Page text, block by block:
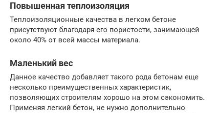
Повышенная теплоизоляция
Теплоизоляционные качества в легком бетоне
присутствуют благодаря его пористости, занимающей
около 40% от всей массы материала.
Маленький вес
Данное качество добавляет такого рода бетонам еще
несколько преимущественных характеристик,
позволяющих строителям хорошо на этом сэкономить.
Применяя легкий бетон, не нужно дополнительно